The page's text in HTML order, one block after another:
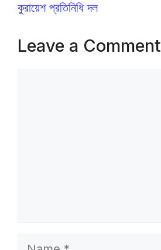
কুরায়েশ প্রতিনিধি দল
Leave a Comment
Name